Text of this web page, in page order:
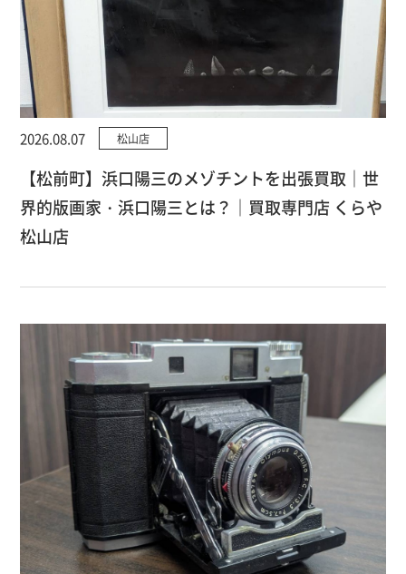
2026.08.07 松山店
【松前町】浜口陽三のメゾチントを出張買取｜世
界的版画家・浜口陽三とは？｜買取専門店 くらや
松山店